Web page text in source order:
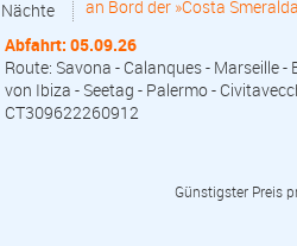
Nächte
an Bord der »Costa
Abfahrt: 05.09.26
Route: Savona - Calanques - Marseille
von Ibiza - Seetag - Palermo -
CT309622260912
Günstigster Preis